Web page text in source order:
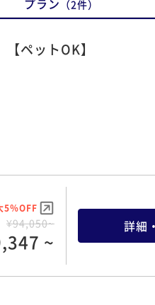
プラン （2件）
ペットOK】
5％OFF
¥94,050~
~
詳細